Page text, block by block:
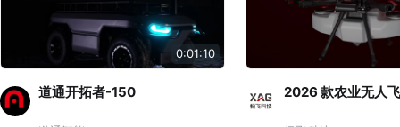
0:01:10
道通开拓者-150 2026 款农业无人